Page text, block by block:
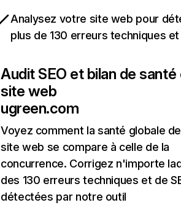
Analysez votre site web pour
plus de 130 erreurs techniques et
Audit SEO et bilan de santé
site web
ugreen.com
Voyez comment la santé globale
site web se compare à celle de la
concurrence. Corrigez n'importe
des 130 erreurs techniques et de
détectées par notre outil